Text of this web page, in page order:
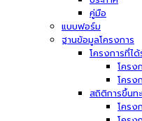
คู่มือ
แบบฟอร์ม
ฐานข้อมูลโครงการ
โครงการที่ไ
โครง
โครง
สถิติการขึ้นท
โครง